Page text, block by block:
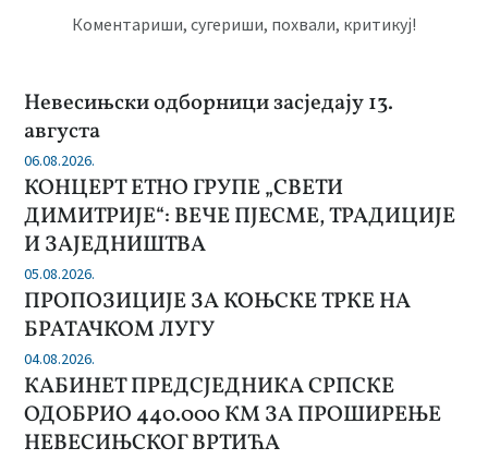
Коментариши, сугериши, похвали, критикуј!
Невесињски одборници засједају 13.
августа
06.08.2026.
КОНЦЕРТ ЕТНО ГРУПЕ „СВЕТИ
ДИМИТРИЈЕ“: ВЕЧЕ ПЈЕСМЕ, ТРАДИЦИЈЕ
И ЗАЈЕДНИШТВА
05.08.2026.
ПРОПОЗИЦИЈЕ ЗА КОЊСКЕ ТРКЕ НА
БРАТАЧКОМ ЛУГУ
04.08.2026.
КАБИНЕТ ПРЕДСЈЕДНИКА СРПСКЕ
ОДОБРИО 440.000 КМ ЗА ПРОШИРЕЊЕ
НЕВЕСИЊСКОГ ВРТИЋА